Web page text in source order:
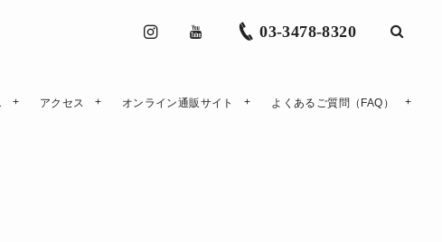
03-3478-8320
アクセス オンライン通販サイト よくあるご質問（FAQ）